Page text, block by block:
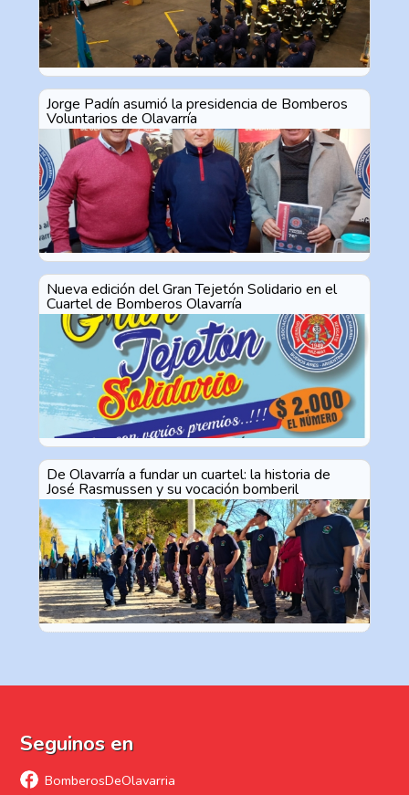
Jorge Padín asumió la presidencia de Bomberos
Voluntarios de Olavarría
Nueva edición del Gran Tejetón Solidario en el
Cuartel de Bomberos Olavarría
De Olavarría a fundar un cuartel: la historia de
José Rasmussen y su vocación bomberil
Seguinos en
BomberosDeOlavarria